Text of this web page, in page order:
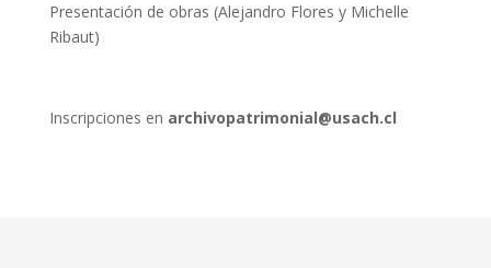
Presentación de obras (Alejandro Flores y Michelle
Ribaut)
Inscripciones en archivopatrimonial@usach.cl